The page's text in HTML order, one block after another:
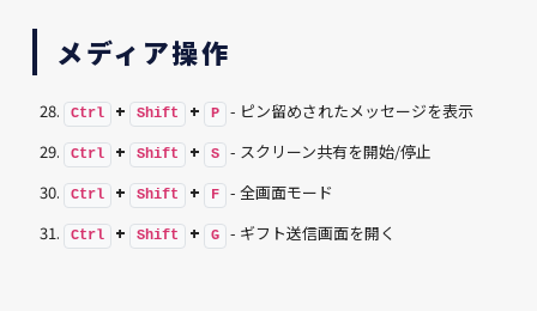
メディア操作
Ctrl + Shift + P - ピン留めされたメッセージを表示
Ctrl + Shift + S - スクリーン共有を開始/停止
Ctrl + Shift + F - 全画面モード
Ctrl + Shift + G - ギフト送信画面を開く